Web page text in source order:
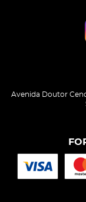
Avenida Doutor